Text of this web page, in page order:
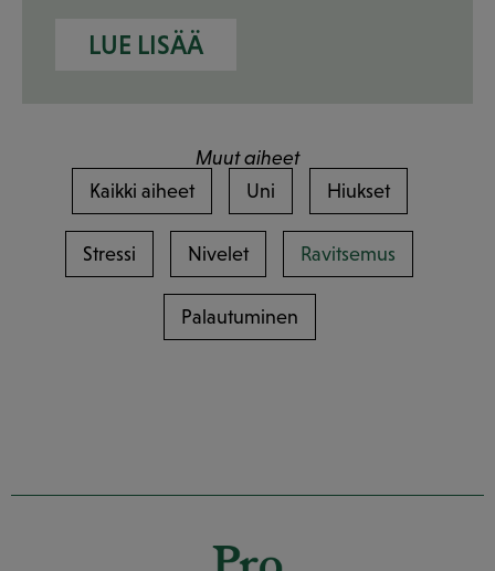
LUE LISÄÄ
Muut aiheet
Kaikki aiheet
Uni Hiukset
Stressi Nivelet Ravitsemus
Palautuminen